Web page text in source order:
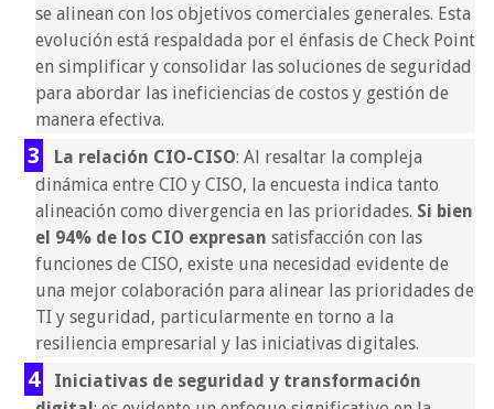
se alinean con los objetivos comerciales generales. Esta
evolución está respaldada por el énfasis de Check Point
en simplificar y consolidar las soluciones de seguridad
para abordar las ineficiencias de costos y gestión de
manera efectiva.
La relación CIO-CISO: Al resaltar la compleja
dinámica entre CIO y CISO, la encuesta indica tanto
alineación como divergencia en las prioridades. Si bien
el 94% de los CIO expresan satisfacción con las
funciones de CISO, existe una necesidad evidente de
una mejor colaboración para alinear las prioridades de
TI y seguridad, particularmente en torno a la
resiliencia empresarial y las iniciativas digitales.
Iniciativas de seguridad y transformación